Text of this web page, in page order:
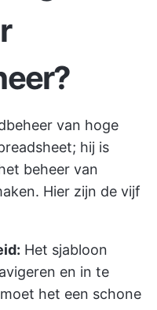
van hoge
hij is
beheer van
Hier zijn de vijf
Het sjabloon
en in te
het een schone